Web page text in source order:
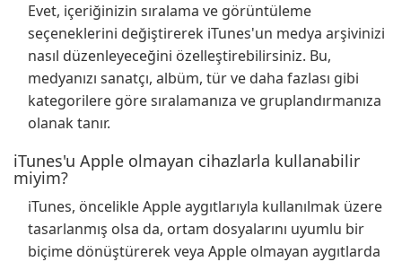
Evet, içeriğinizin sıralama ve görüntüleme
seçeneklerini değiştirerek iTunes'un medya arşivinizi
nasıl düzenleyeceğini özelleştirebilirsiniz. Bu,
medyanızı sanatçı, albüm, tür ve daha fazlası gibi
kategorilere göre sıralamanıza ve gruplandırmanıza
olanak tanır.
iTunes'u Apple olmayan cihazlarla kullanabilir
miyim?
iTunes, öncelikle Apple aygıtlarıyla kullanılmak üzere
tasarlanmış olsa da, ortam dosyalarını uyumlu bir
biçime dönüştürerek veya Apple olmayan aygıtlarda